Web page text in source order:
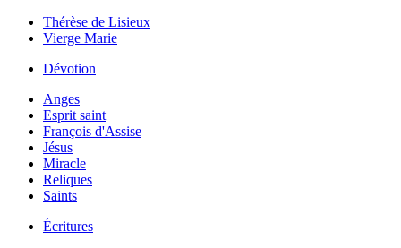
Thérèse de Lisieux
Vierge Marie
Dévotion
Anges
Esprit saint
François d'Assise
Jésus
Miracle
Reliques
Saints
Écritures